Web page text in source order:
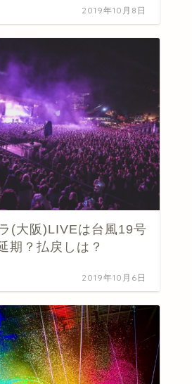
2019年10月8日
(大阪)LIVEは台風19号
期？払戻しは？
2019年10月6日